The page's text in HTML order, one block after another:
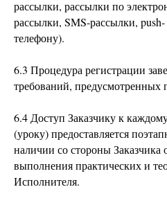
рассылки, рассылки по
рассылки, SMS-рассылки,
телефону).
6.3 Процедура регистрации
требований, предусмотренных
6.4 Доступ Заказчику к
(уроку) предоставляется
наличии со стороны Заказчика
выполнения практических и
Исполнителя.